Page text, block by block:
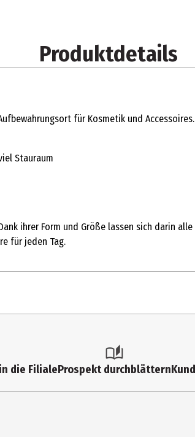
Produktdetails
für Kosmetik und
Stauraum
ihrer Form und Größe lassen sich darin
für jeden Tag.
die FilialeProspekt durchblättern